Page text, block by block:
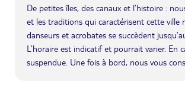
De petites îles, des canaux et l’histoire :
et les traditions qui caractérisent cette ville
danseurs et acrobates se succèdent
L’horaire est indicatif et pourrait varier. En
suspendue. Une fois à bord, nous vous